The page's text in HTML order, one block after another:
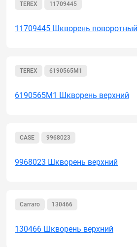
TEREX 11709445
11709445 Шкворень
TEREX 6190565M1
6190565M1 Шкворень верхний
CASE 9968023
9968023 Шкворень верхний
Carraro 130466
130466 Шкворень верхний